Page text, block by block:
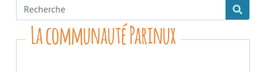
La communauté Parinux